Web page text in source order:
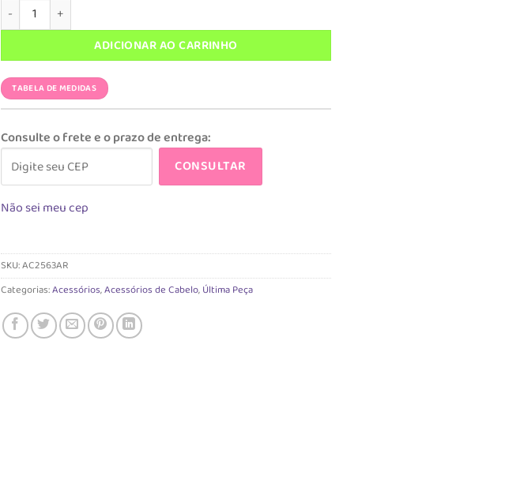
R$ 19,90.R$ 9,90.
Acessório Scrunchie Arara quantidade
ADICIONAR AO CARRINHO
TABELA DE MEDIDAS
Consulte o frete e o prazo de entrega:
CONSULTAR
Não sei meu cep
SKU:AC2563AR
Categorias:Acessórios,Acessórios de Cabelo,Última Peça